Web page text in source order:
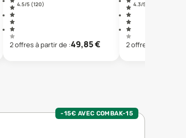
4.5/5 (120)
2offresà partir de :49,85€
4.3/5 (
2offre
-15€ AVEC COMBAK-15